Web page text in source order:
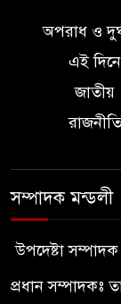
অপরাধ ও
এই দিনে
জাতীয়
রাজনীতি
সম্পাদক মন্ডলী
উপদেষ্টা
প্রধান সম্পাদকঃ